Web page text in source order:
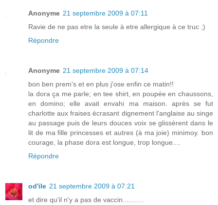
Anonyme 21 septembre 2009 à 07:11
Ravie de ne pas etre la seule à etre allergique à ce truc ;)
Répondre
Anonyme 21 septembre 2009 à 07:14
bon ben prem's et en plus j'ose enfin ce matin!!
la dora ça me parle; en tee shirt, en poupée en chaussons,
en domino; elle avait envahi ma maison. après se fut
charlotte aux fraises écrasant dignement l'anglaise au singe
au passage puis de leurs douces voix se glissèrent dans le
lit de ma fille princesses et autres (à ma joie) minimoy. bon
courage, la phase dora est longue, trop longue....
Répondre
od'ile 21 septembre 2009 à 07:21
et dire qu'il n'y a pas de vaccin...........